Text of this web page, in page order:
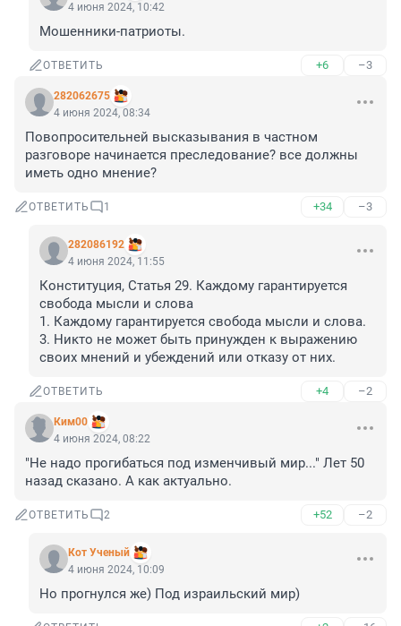
4 июня 2024, 10:42
Мошенники-патриоты.
ОТВЕТИТЬ +6 –3
282062675
4 июня 2024, 08:34
Повопросительней высказывания в частном
разговоре начинается преследование? все должны
иметь одно мнение?
ОТВЕТИТЬ 1 +34 –3
282086192
4 июня 2024, 11:55
Конституция, Статья 29. Каждому гарантируется
свобода мысли и слова
1. Каждому гарантируется свобода мысли и слова.
3. Никто не может быть принужден к выражению
своих мнений и убеждений или отказу от них.
ОТВЕТИТЬ +4 –2
Ким00
4 июня 2024, 08:22
"Не надо прогибаться под изменчивый мир..." Лет 50
назад сказано. А как актуально.
ОТВЕТИТЬ 2 +52 –2
Кот Ученый
4 июня 2024, 10:09
Но прогнулся же) Под израильский мир)